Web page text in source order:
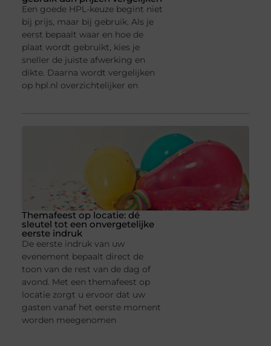
Een goede HPL-keuze begint niet
bij prijs, maar bij gebruik. Als je
eerst bepaalt waar en hoe de
plaat wordt gebruikt, kies je
sneller de juiste afwerking en
dikte. Daarna wordt vergelijken
op hpl.nl overzichtelijker en
Themafeest op locatie: dé
sleutel tot een onvergetelijke
eerste indruk
De eerste indruk van uw
evenement bepaalt direct de
toon van de rest van de dag of
avond. Met een themafeest op
locatie zorgt u ervoor dat uw
gasten vanaf het eerste moment
worden meegenomen